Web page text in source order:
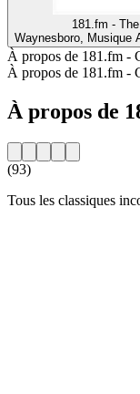
181.fm -
Waynesboro, Musique
À propos de 181.fm -
À propos de 181.fm -
À propos de
(93)
Tous les classiques